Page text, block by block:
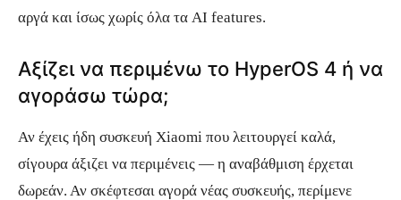
αργά και ίσως χωρίς όλα τα AI features.
Αξίζει να περιμένω το HyperOS 4 ή να
αγοράσω τώρα;
Αν έχεις ήδη συσκευή Xiaomi που λειτουργεί καλά,
σίγουρα άξιζει να περιμένεις — η αναβάθμιση έρχεται
δωρεάν. Αν σκέφτεσαι αγορά νέας συσκευής, περίμενε